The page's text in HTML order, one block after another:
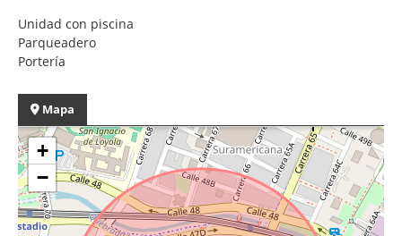
Unidad con piscina
Parqueadero
Portería
Mapa
+
−